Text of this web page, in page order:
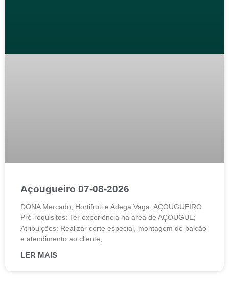
Açougueiro 07-08-2026
DONA Mercado, Hortifruti e Adega Vaga: AÇOUGUEIRO
Pré-requisitos: Ter experiência na área de AÇOUGUE;
Atribuições: Realizar corte especial, montagem de balcão
e atendimento ao cliente;
LER MAIS